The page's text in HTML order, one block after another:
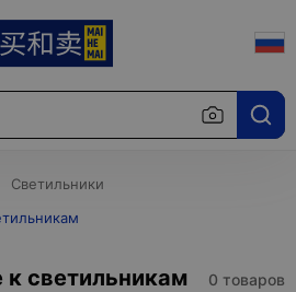
Светильники
светильникам 0 товаров